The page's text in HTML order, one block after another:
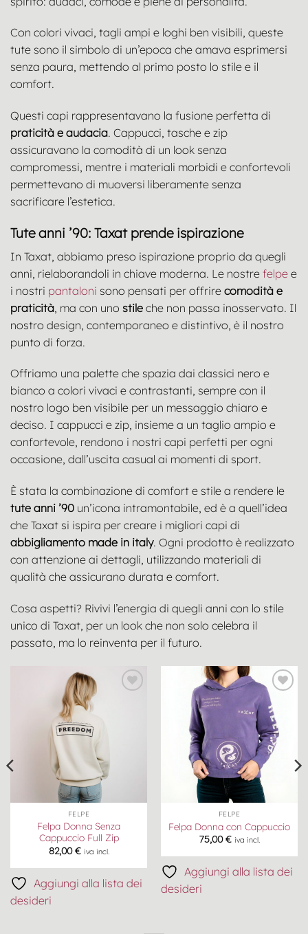
Con colori vivaci, tagli ampi e loghi ben visibili, queste
tute sono il simbolo di un’epoca che amava esprimersi
senza paura, mettendo al primo posto lo stile e il
comfort.
Questi capi rappresentavano la fusione perfetta di
praticità e audacia. Cappucci, tasche e zip
assicuravano la comodità di un look senza
compromessi, mentre i materiali morbidi e confortevoli
permettevano di muoversi liberamente senza
sacrificare l’estetica.
Tute anni ’90: Taxat prende ispirazione
In Taxat, abbiamo preso ispirazione proprio da quegli
anni, rielaborandoli in chiave moderna. Le nostre felpe e
i nostri pantaloni sono pensati per offrire comodità e
praticità , ma con uno stile che non passa inosservato. Il
nostro design, contemporaneo e distintivo, è il nostro
punto di forza.
Offriamo una palette che spazia dai classici nero e
bianco a colori vivaci e contrastanti, sempre con il
nostro logo ben visibile per un messaggio chiaro e
deciso. I cappucci e zip, insieme a un taglio ampio e
confortevole, rendono i nostri capi perfetti per ogni
occasione, dall’uscita casual ai momenti di sport.
È stata la combinazione di comfort e stile a rendere le
tute anni ’90 un’icona intramontabile, ed è a quell’idea
che Taxat si ispira per creare i migliori capi di
abbigliamento made in italy. Ogni prodotto è realizzato
con attenzione ai dettagli, utilizzando materiali di
qualità che assicurano durata e comfort.
Cosa aspetti? Rivivi l’energia di quegli anni con lo stile
unico di Taxat, per un look che non solo celebra il
passato, ma lo reinventa per il futuro.
FELPE
Felpa Donna Senza
Cappuccio Full Zip
82,00€ iva incl.
Aggiungi alla lista dei
desideri
Aggiungi
alla lista
dei
desideri
FELPE
Felpa Donna con Cappuccio
75,00€ iva incl.
Aggiungi alla lista dei
desideri